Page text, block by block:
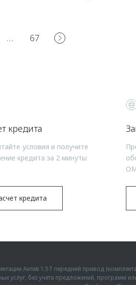
… 67
кредита
условия и получите
кредита за 2 минуты
кредита
Актив 1.5Т передний привод
услуг, без учета предложений, программ